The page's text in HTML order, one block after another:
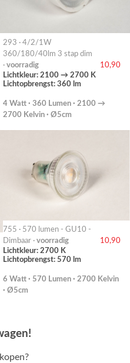
293 · 4/2/1W
360/180/40lm 3 stap dim
· voorradig
10,90
Lichtkleur: 2100 → 2700 K
Lichtopbrengst: 360 lm
4 Watt · 360 Lumen · 2100 →
2700 Kelvin · Ø5cm
755 · 570 lumen - GU10 -
Dimbaar · voorradig
10,90
Lichtkleur: 2700 K
Lichtopbrengst: 570 lm
6 Watt · 570 Lumen · 2700 Kelvin
· Ø5cm